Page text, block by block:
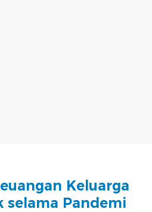
Keluarga
selama Pandemi